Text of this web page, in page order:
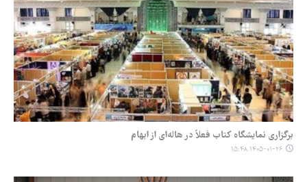
برگزاری نمایشگاه کتاب فعلاً در هاله‌ای از ابهام
۱۴۰۵-۰۱-۲۶ ۱۵:۴۸